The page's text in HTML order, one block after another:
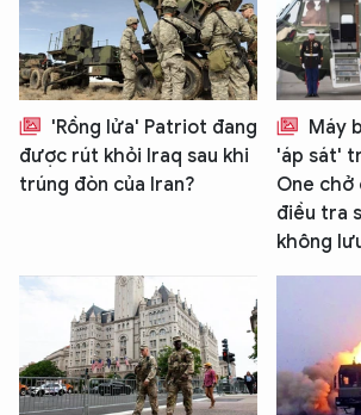
'Rồng lửa' Patriot đang
được rút khỏi Iraq sau khi
trúng đòn của Iran?
Máy
'áp sát'
One chở
điều tra
không